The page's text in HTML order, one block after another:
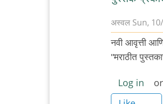
अस्वल Sun,
नवी आवृत्ती
"मराठीत
Log in or